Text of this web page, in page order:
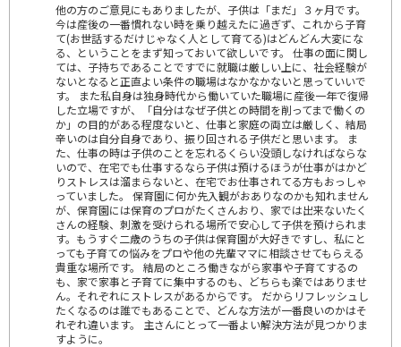
他の方のご意見にもありましたが、子供は「まだ」３ヶ月です。
今は産後の一番慣れない時を乗り越えたに過ぎず、これから子育
て(お世話するだけじゃなく人として育てる)はどんどん大変にな
る、ということをまず知っておいて欲しいです。 仕事の面に関し
ては、子持ちであることですでに就職は厳しい上に、社会経験が
ないとなると正直よい条件の職場はなかなかないと思っていいで
す。 また私自身は独身時代から働いていた職場に産後一年で復帰
した立場ですが、「自分はなぜ子供との時間を削ってまで働くの
か」の目的がある程度ないと、仕事と家庭の両立は厳しく、結局
辛いのは自分自身であり、振り回される子供だと思います。 ま
た、仕事の時は子供のことを忘れるくらい没頭しなければならな
いので、在宅でも仕事するなら子供は預けるほうが仕事がはかど
りストレスは溜まらないと、在宅でお仕事されてる方もおっしゃ
っていました。 保育園に何か先入観がおありなのかも知れません
が、保育園には保育のプロがたくさんおり、家では出来ないたく
さんの経験、刺激を受けられる場所で安心して子供を預けられま
す。もうすぐ二歳のうちの子供は保育園が大好きですし、私にと
っても子育ての悩みをプロや他の先輩ママに相談させてもらえる
貴重な場所です。 結局のところ働きながら家事や子育てするの
も、家で家事と子育てに集中するのも、どちらも楽ではありませ
ん。それぞれにストレスがあるからです。 だからリフレッシュし
たくなるのは誰でもあることで、どんな方法が一番良いのかはそ
れぞれ違います。 主さんにとって一番よい解決方法が見つかりま
すように。